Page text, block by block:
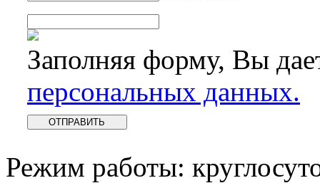
Заполняя форму, Вы
персональных данных.
Режим работы: